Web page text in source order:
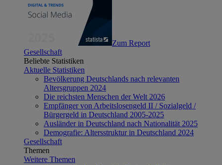
Zum Report
Gesellschaft
Beliebte Statistiken
Aktuelle Statistiken
Bevölkerung Deutschlands nach relevanten
Altersgruppen 2024
Die reichsten Menschen der Welt 2026
Empfänger von Arbeitslosengeld II / Sozialgeld /
Bürgergeld in Deutschland 2005-2025
Ausländer in Deutschland nach Nationalität 2025
Demografie: Altersstruktur in Deutschland 2024
Gesellschaft
Themen
Weitere Themen